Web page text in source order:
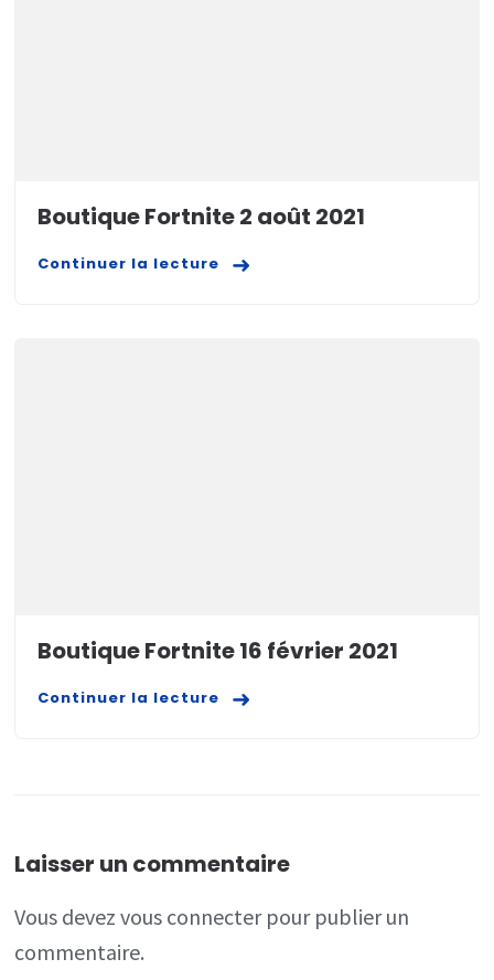
Boutique Fortnite 2 août 2021
Continuer la lecture
Boutique Fortnite 16 février 2021
Continuer la lecture
Laisser un commentaire
Vous devezvous connecterpour publier un
commentaire.